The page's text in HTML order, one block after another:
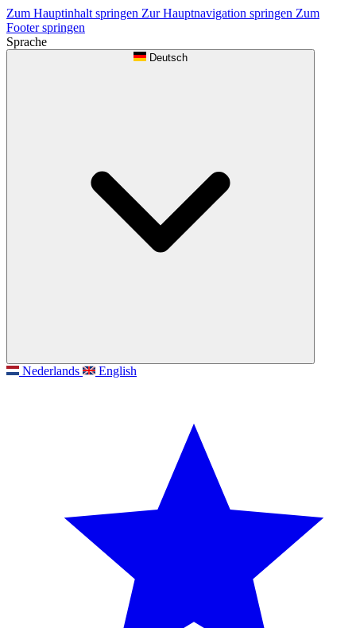
Zum Hauptinhalt springen Zur Hauptnavigation springen Zum
Footer springen
Sprache
Deutsch
Nederlands English